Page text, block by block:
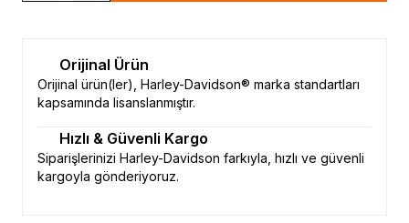
Orijinal Ürün
Orijinal ürün(ler), Harley-Davidson® marka standartları
kapsamında lisanslanmıştır.
Hızlı & Güvenli Kargo
Siparişlerinizi Harley-Davidson farkıyla, hızlı ve güvenli
kargoyla gönderiyoruz.